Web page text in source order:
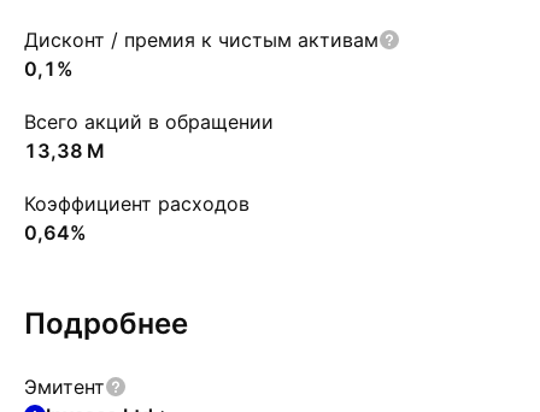
Дисконт / премия к чистым активам
0,1%
Всего акций в обращении
‪13,38 M‬
Коэффициент расходов
0,64%
Подробнее
Эмитент